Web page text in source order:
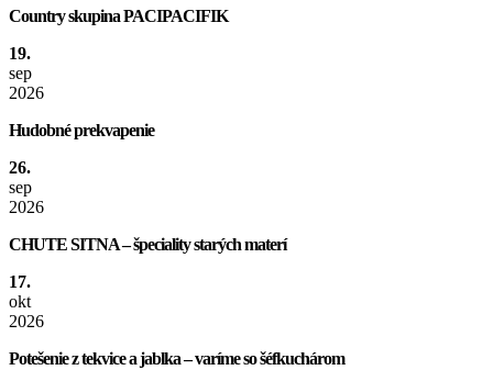
Country skupina PACIPACIFIK
19.
sep
2026
Hudobné prekvapenie
26.
sep
2026
CHUTE SITNA – špeciality starých materí
17.
okt
2026
Potešenie z tekvice a jablka – varíme so šéfkuchárom